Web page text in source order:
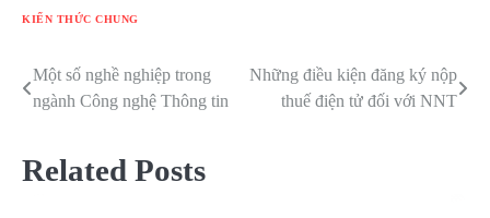
KIẾN THỨC CHUNG
Điều
hướng
bài
Một số nghề nghiệp trong
ngành Công nghệ Thông tin
Những điều kiện đăng ký nộp
thuế điện tử đối với NNT
Related Posts